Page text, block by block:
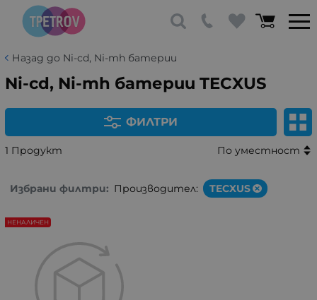
Назад до Ni-cd, Ni-mh батерии
Ni-cd, Ni-mh батерии TECXUS
ФИЛТРИ
1 Продукт По уместност
Избрани филтри: Производител: TECXUS
НЕНАЛИЧЕН